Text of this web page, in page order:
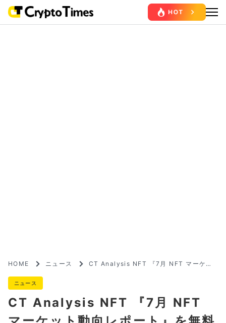
HOME ニュース
CT Analysis NFT 『7月 NFT マーケッ
ニュース
CT Analysis NFT 『7月 NFT